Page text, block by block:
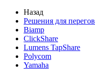
Назад
Решения для
Biamp
ClickShare
Lumens TapShare
Polycom
Yamaha